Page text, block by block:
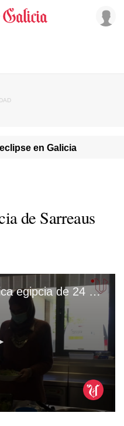
en Galicia
de Sarreaus
Aya Eisherbini, una chica egipcia de 24 años que está haciendo voluntariado en el centro de desarrollo rural O Viso de Lososelo, en Sarreaus